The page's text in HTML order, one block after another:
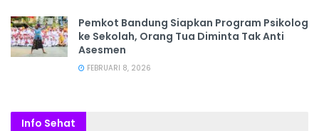
Pemkot Bandung Siapkan Program Psikolog
ke Sekolah, Orang Tua Diminta Tak Anti
Asesmen
FEBRUARI 8, 2026
Info Sehat